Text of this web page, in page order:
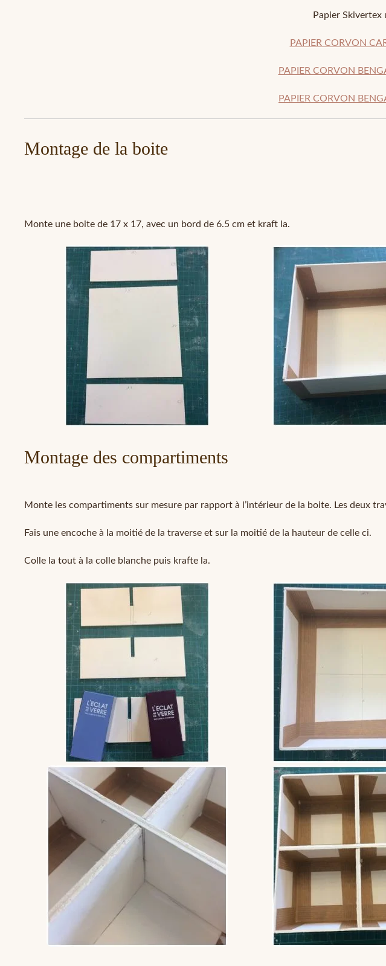
Papier Skivertex
PAPIER CORVON
PAPIER CORVON
PAPIER CORVON
Montage de la boite
Monte une boite de 17 x 17, avec un bord de 6.5 cm et kraft la.
Montage des compartiments
Monte les compartiments sur mesure par rapport à l’intérieur de la boite. Les deux
Fais une encoche à la moitié de la traverse et sur la moitié de la hauteur de celle ci.
Colle la tout à la colle blanche puis krafte la.